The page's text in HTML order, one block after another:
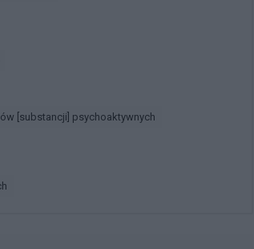
[substancji] psychoaktywnych